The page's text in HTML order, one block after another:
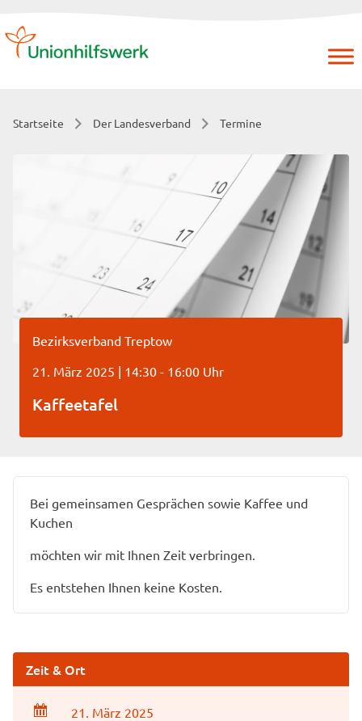
Skip
Startseite Der Landesverband Termine
Bezirksverband Treptow
21. März 2025 | 14:30 - 16:00 Uhr
Kaffeetafel
Bei gemeinsamen Gesprächen sowie Kaffee und
Kuchen
möchten wir mit Ihnen Zeit verbringen.
Es entstehen Ihnen keine Kosten.
Zeit & Ort
21. März 2025